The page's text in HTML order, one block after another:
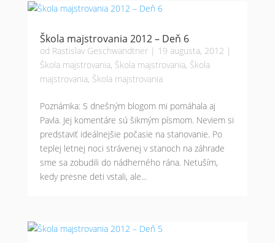
Škola majstrovania 2012 – Deň 6
od Rastislav Geschwandtner| 19 augusta, 2012 |
Škola majstrovania, Škola majstrovania, Škola
majstrovania, Škola majstrovania
Poznámka: S dnešným blogom mi pomáhala aj
Pavla. Jej komentáre sú šikmým písmom. Neviem si
predstaviť ideálnejšie počasie na stanovanie. Po
teplej letnej noci strávenej v stanoch na záhrade
sme sa zobudili do nádherného rána. Netuším,
kedy presne deti vstali, ale...